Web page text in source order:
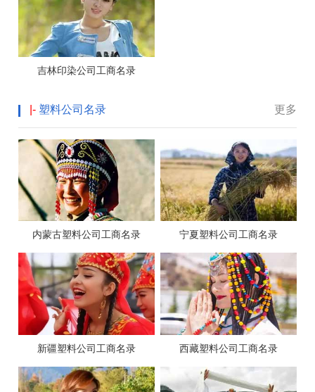
吉林印染公司工商名录
更多
|- 塑料公司名录
内蒙古塑料公司工商名录 宁夏塑料公司工商名录
新疆塑料公司工商名录 西藏塑料公司工商名录